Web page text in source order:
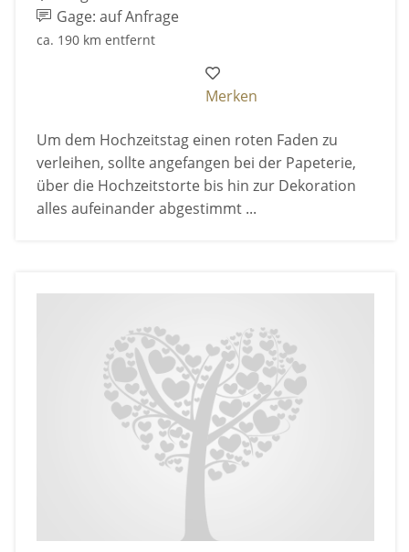
Gage: auf Anfrage
ca. 190 km entfernt
Merken
Um dem Hochzeitstag einen roten Faden zu
verleihen, sollte angefangen bei der Papeterie,
über die Hochzeitstorte bis hin zur Dekoration
alles aufeinander abgestimmt ...